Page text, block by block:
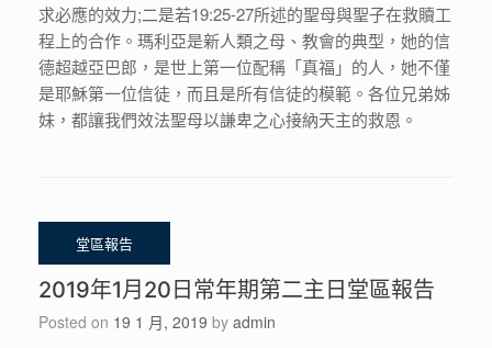
求必應的效力;二是若19:25-27所述的聖母與聖子在救贖工
程上的合作。瑪利亞是新人類之母、教會的典型，她的信
德超越亞巴郎，是世上第一位配稱「真福」的人，她不僅
是耶穌第一位信徒，而且是所有信徒的模範。各位兄弟姊
妹，都讓我們效法聖母以謙卑之心接納天主的救恩。
2019年1月20日常年期第二主日堂區報告
Posted on 19 1 月, 2019 by admin